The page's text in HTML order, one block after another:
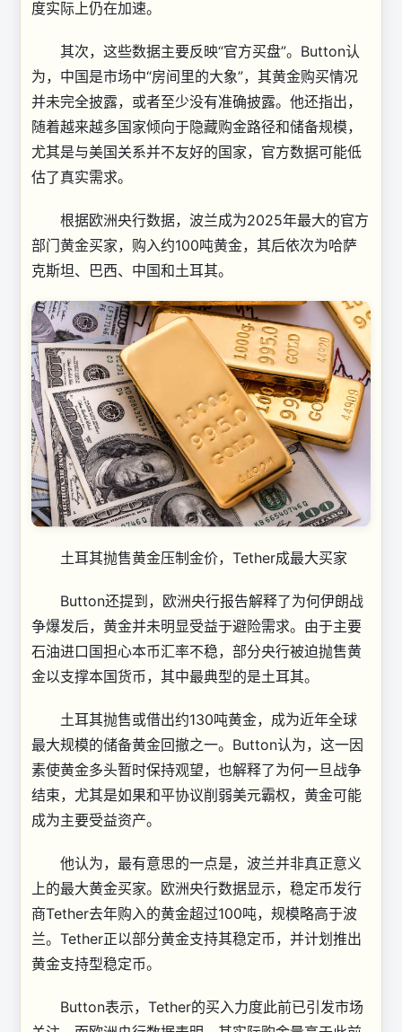
度实际上仍在加速。
其次，这些数据主要反映“官方买盘”。Button认
为，中国是市场中“房间里的大象”，其黄金购买情况
并未完全披露，或者至少没有准确披露。他还指出，
随着越来越多国家倾向于隐藏购金路径和储备规模，
尤其是与美国关系并不友好的国家，官方数据可能低
估了真实需求。
根据欧洲央行数据，波兰成为2025年最大的官方
部门黄金买家，购入约100吨黄金，其后依次为哈萨
克斯坦、巴西、中国和土耳其。
土耳其抛售黄金压制金价，Tether成最大买家
Button还提到，欧洲央行报告解释了为何伊朗战
争爆发后，黄金并未明显受益于避险需求。由于主要
石油进口国担心本币汇率不稳，部分央行被迫抛售黄
金以支撑本国货币，其中最典型的是土耳其。
土耳其抛售或借出约130吨黄金，成为近年全球
最大规模的储备黄金回撤之一。Button认为，这一因
素使黄金多头暂时保持观望，也解释了为何一旦战争
结束，尤其是如果和平协议削弱美元霸权，黄金可能
成为主要受益资产。
他认为，最有意思的一点是，波兰并非真正意义
上的最大黄金买家。欧洲央行数据显示，稳定币发行
商Tether去年购入的黄金超过100吨，规模略高于波
兰。Tether正以部分黄金支持其稳定币，并计划推出
黄金支持型稳定币。
Button表示，Tether的买入力度此前已引发市场